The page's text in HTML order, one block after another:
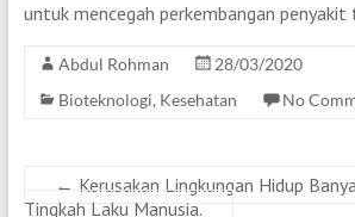
untuk mencegah perkembangan penyakit
Abdul Rohman
28/03/2020
Bioteknologi, Kesehatan No
← Kerusakan Lingkungan Hidup
Tingkah Laku Manusia.